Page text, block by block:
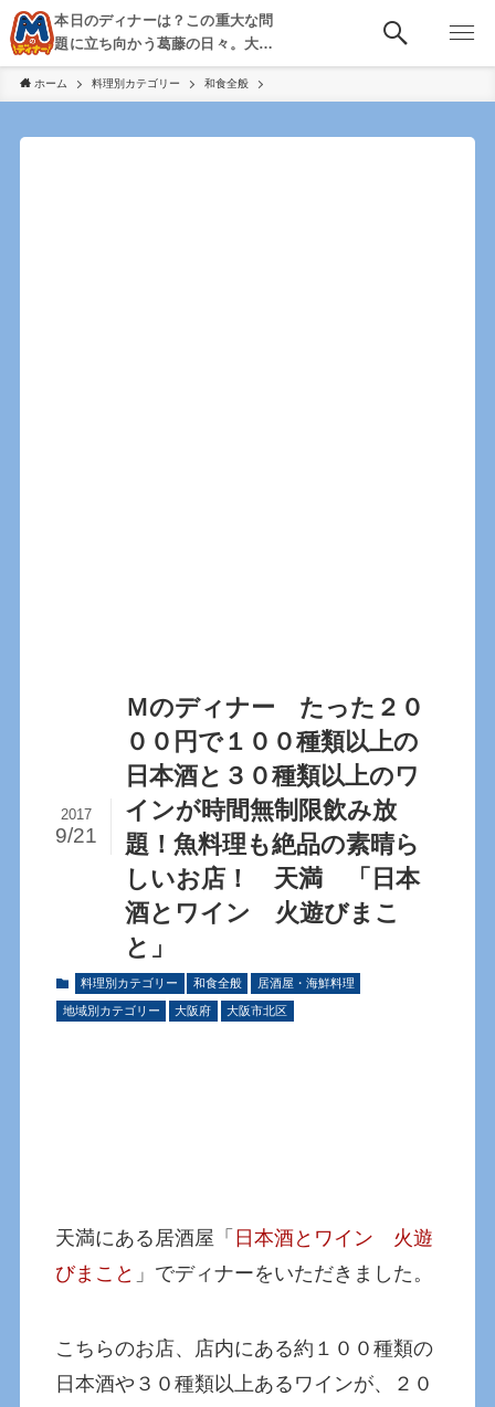
本日のディナーは？この重大な問
題に立ち向かう葛藤の日々。大
阪・京都・神戸を中心とした食べ
歩き、飲み歩きを綴る。
ホーム 料理別カテゴリー 和食全般
Ｍのディナー たった２０
００円で１００種類以上の
日本酒と３０種類以上のワ
インが時間無制限飲み放
題！魚料理も絶品の素晴ら
しいお店！ 天満 「日本
酒とワイン 火遊びまこ
と」
2017
9/21
料理別カテゴリー 和食全般 居酒屋・海鮮料理
地域別カテゴリー 大阪府 大阪市北区
天満にある居酒屋「 日本酒とワイン 火遊
びまこと 」でディナーをいただきました。
こちらのお店、店内にある約１００種類の
日本酒や３０種類以上あるワインが、２０